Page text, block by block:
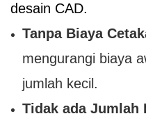
desain CAD.
Tanpa Biaya
mengurangi biaya
jumlah kecil.
Tidak ada Jumlah